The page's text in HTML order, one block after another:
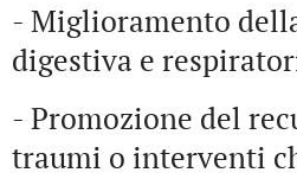
- Miglioramento
digestiva e
- Promozione del
traumi o interventi